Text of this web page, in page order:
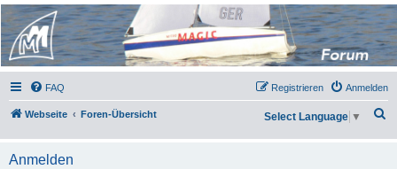
Micro Magic Forum
Deutschland
FAQ Anmelden
Registrieren
Webseite Foren-Übersicht Select Language ▼
Anmelden